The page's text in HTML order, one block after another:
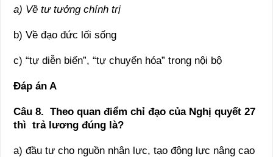
a) Về tư tưởng chính trị
b) Về đạo đức lối sống
c) “tự diễn biến”, “tự chuyển hóa” trong nội bộ
Đáp án A
Câu 8. Theo quan điểm chỉ đạo của Nghị quyết 27
thì trả lương đúng là?
a) đầu tư cho nguồn nhân lực, tạo động lực nâng cao